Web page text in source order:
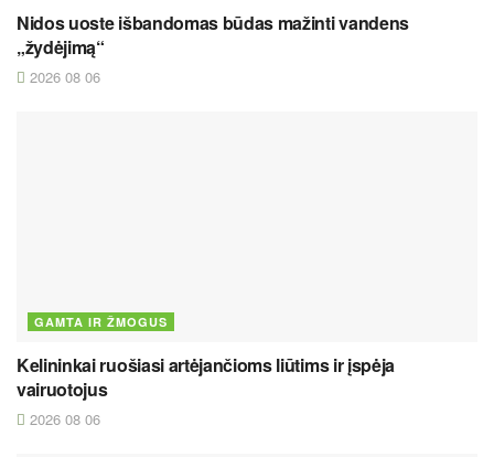
Nidos uoste išbandomas būdas mažinti vandens
„žydėjimą“
2026 08 06
GAMTA IR ŽMOGUS
Kelininkai ruošiasi artėjančioms liūtims ir įspėja
vairuotojus
2026 08 06